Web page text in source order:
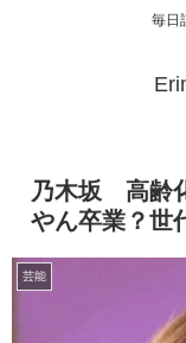
毎日
乃木坂 高齢
やん卒業？世
芸能